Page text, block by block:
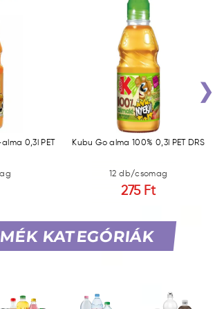
0,3l PET
Kubu Go alma 100% 0,3l PET DRS
12 db/csomag
275 Ft
›
KATEGÓRIÁK